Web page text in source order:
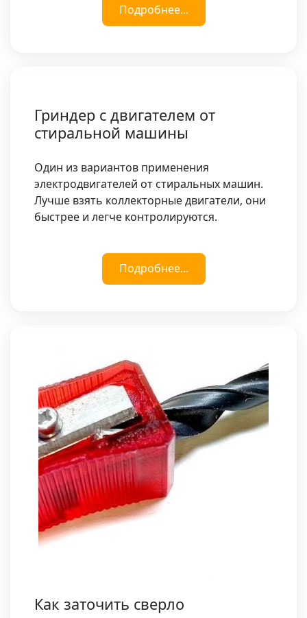
Подробнее...
Гриндер с двигателем от
стиральной машины
Один из вариантов применения
электродвигателей от стиральных машин.
Лучше взять коллекторные двигатели, они
быстрее и легче контролируются.
Подробнее...
Как заточить сверло